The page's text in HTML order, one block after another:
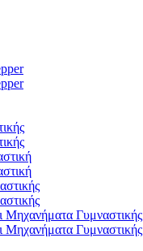
Μηχανήματα Γυμναστικής
Μηχανήματα Γυμναστικής